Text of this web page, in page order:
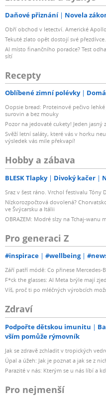
Daňové přiznání Novela
Obří obchod v letectví. Americké
Tekuté zlato opět dostojí své
AI místo finančního poradce? Test
sítí
Recepty
Oblíbené zimní polévky
Oopsie bread: Proteinové pečivo
surovin a bez mouky
Pozor na jedovaté cukety! Jeden
Svěží letní saláty, které vás v horku
výsledek vás mile překvapí!
Hobby a zábava
BLESK Tlapky Divoký kačer
Sraz v šest ráno. Vrchol festivalu Tóny
Nízkorozpočtová dovolená?
ve Švýcarsku a Itálii
OBRAZEM: Modré slzy na Tchaj-wanu
Pro generaci Z
#inspirace #wellbeing
Září patří módě: Co přinese Mercedes-
F*ck the glasses: AI Meta brýle mají
Víš, proč ti po mléčných výrobcích
Zdraví
Podpořte dětskou imunitu
vším pomůže rýmovník
Jak se zdravě zchladit v tropických
Úpal a úžeh: Jak je poznat a jak se z
Parazité v nás: Kterým se u nás líbí a
Pro nejmenší